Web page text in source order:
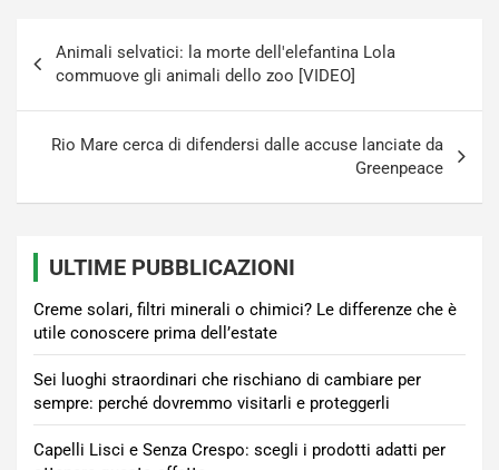
articoli
Animali selvatici: la morte dell'elefantina Lola
commuove gli animali dello zoo [VIDEO]
Rio Mare cerca di difendersi dalle accuse lanciate da
Greenpeace
ULTIME PUBBLICAZIONI
Creme solari, filtri minerali o chimici? Le differenze che è
utile conoscere prima dell’estate
Sei luoghi straordinari che rischiano di cambiare per
sempre: perché dovremmo visitarli e proteggerli
Capelli Lisci e Senza Crespo: scegli i prodotti adatti per